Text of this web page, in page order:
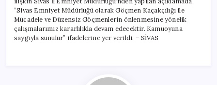
“Sivas Emniyet Müdürlüğü olarak Göçmen Kaçakçılığı ile
Mücadele ve Düzensiz Göçmenlerin önlenmesine yönelik
çalışmalarımız kararlılıkla devam edecektir. Kamuoyuna
saygıyla sunulur” ifadelerine yer verildi. – SİVAS